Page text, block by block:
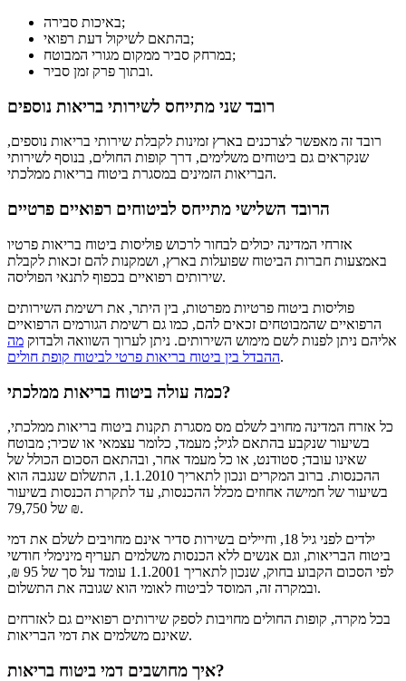
באיכות סבירה;
בהתאם לשיקול דעת רפואי;
במרחק סביר ממקום מגורי המבוטח;
ובתוך פרק זמן סביר.
רובד שני מתייחס לשירותי בריאות נוספים
רובד זה מאפשר לצרכנים בארץ זמינות לקבלת שירותי בריאות נוספים,
שנקראים גם ביטוחים משלימים, דרך קופות החולים, בנוסף לשירותי
הבריאות הזמינים במסגרת ביטוח בריאות ממלכתי.
הרובד השלישי מתייחס לביטוחים רפואיים פרטיים
אזרחי המדינה יכולים לבחור לרכוש פוליסות ביטוח בריאות פרטיו
באמצעות חברות הביטוח שפועלות בארץ, ושמקנות להם זכאות לקבלת
שירותים רפואיים בכפוף לתנאי הפוליסה.
פוליסות ביטוח פרטיות מפרטות, בין היתר, את רשימת השירותים
הרפואיים שהמבוטחים זכאים להם, כמו גם רשימת הגורמים הרפואיים
אליהם ניתן לפנות לשם מימוש השירותים. ניתן לערוך השוואה ולבדוק מה
ההבדל בין ביטוח בריאות פרטי לביטוח קופת חולים.
כמה עולה ביטוח בריאות ממלכתי?
כל אזרח המדינה מחויב לשלם מס מסגרת תקנות ביטוח בריאות ממלכתי,
בשיעור שנקבע בהתאם לגיל; מעמד, כלומר עצמאי או שכיר; מבוטח
שאינו עובד; סטודנט, או כל מעמד אחר, ובהתאם הסכום הכולל של
ההכנסות. ברוב המקרים ונכון לתאריך 1.1.2010, התשלום שנגבה הוא
בשיעור של חמישה אחוזים מכלל ההכנסות, עד לתקרת הכנסות בשיעור
של 79,750 ₪.
ילדים לפני גיל 18, וחיילים בשירות סדיר אינם מחויבים לשלם את דמי
ביטוח הבריאות, וגם אנשים ללא הכנסות משלמים תעריף מינימלי חודשי
לפי הסכום הקבוע בחוק, שנכון לתאריך 1.1.2001 עומד על סך של 95 ₪,
ובמקרה זה, המוסד לביטוח לאומי הוא שגובה את התשלום.
בכל מקרה, קופות החולים מחויבות לספק שירותים רפואיים גם לאזרחים
שאינם משלמים את דמי הבריאות.
איך מחושבים דמי ביטוח בריאות?